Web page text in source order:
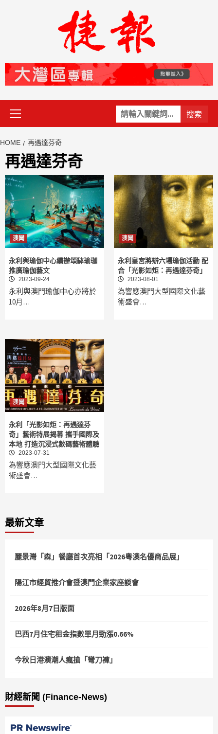
關
鍵
Primary
Menu
HOME 再遇達芬奇
再遇達芬奇
澳聞
永利與瑜伽中心續辦頌缽瑜珈
推廣瑜伽藝文
2023-09-24
永利與澳門瑜伽中心亦將於
10月…
澳聞
永利皇宮將辦六場瑜伽活動 配
合「光影如炬：再遇達芬奇」
2023-08-01
為響應澳門大型國際文化藝
術盛會…
澳聞
永利「光影如炬：再遇達芬
奇」藝術特展揭幕 攜手國際及
本地 打造沉浸式數碼藝術體驗
2023-07-31
為響應澳門大型國際文化藝
術盛會…
最新文章
麗景灣「森」餐廳首次亮相「2026粵澳名優商品展」
陽江市經貿推介會暨澳門企業家座談會
2026年8月7日版面
巴西7月住宅租金指數單月勁漲0.66%
今秋日港澳潮人瘋搶「彎刀褲」
財經新聞 (Finance-News)